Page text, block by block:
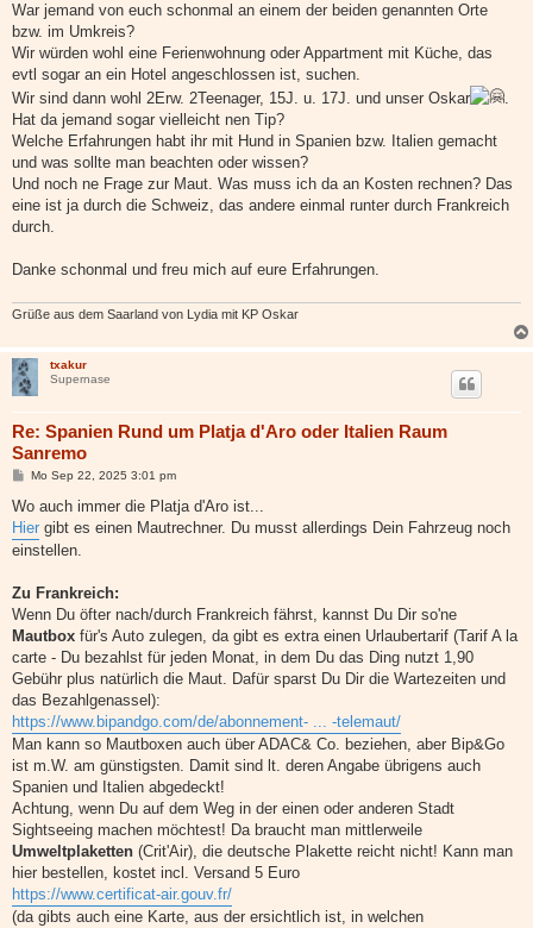
War jemand von euch schonmal an einem der beiden genannten Orte
bzw. im Umkreis?
Wir würden wohl eine Ferienwohnung oder Appartment mit Küche, das
evtl sogar an ein Hotel angeschlossen ist, suchen.
Wir sind dann wohl 2Erw. 2Teenager, 15J. u. 17J. und unser Oskar
.
Hat da jemand sogar vielleicht nen Tip?
Welche Erfahrungen habt ihr mit Hund in Spanien bzw. Italien gemacht
und was sollte man beachten oder wissen?
Und noch ne Frage zur Maut. Was muss ich da an Kosten rechnen? Das
eine ist ja durch die Schweiz, das andere einmal runter durch Frankreich
durch.
Danke schonmal und freu mich auf eure Erfahrungen.
Grüße aus dem Saarland von Lydia mit KP Oskar
txakur
Supernase
Re: Spanien Rund um Platja d'Aro oder Italien Raum
Sanremo
B
i
r
a
g
Mo Sep 22, 2025 3:01 pm
Wo auch immer die Platja d'Aro ist...
Hier gibt es einen Mautrechner. Du musst allerdings Dein Fahrzeug noch
einstellen.
Zu Frankreich:
Wenn Du öfter nach/durch Frankreich fährst, kannst Du Dir so'ne
Mautbox für's Auto zulegen, da gibt es extra einen Urlaubertarif (Tarif A la
carte - Du bezahlst für jeden Monat, in dem Du das Ding nutzt 1,90
Gebühr plus natürlich die Maut. Dafür sparst Du Dir die Wartezeiten und
das Bezahlgenassel):
https://www.bipandgo.com/de/abonnement- ... -telemaut/
Man kann so Mautboxen auch über ADAC& Co. beziehen, aber Bip&Go
ist m.W. am günstigsten. Damit sind lt. deren Angabe übrigens auch
Spanien und Italien abgedeckt!
Achtung, wenn Du auf dem Weg in der einen oder anderen Stadt
Sightseeing machen möchtest! Da braucht man mittlerweile
Umweltplaketten (Crit'Air), die deutsche Plakette reicht nicht! Kann man
hier bestellen, kostet incl. Versand 5 Euro
https://www.certificat-air.gouv.fr/
(da gibts auch eine Karte, aus der ersichtlich ist, in welchen